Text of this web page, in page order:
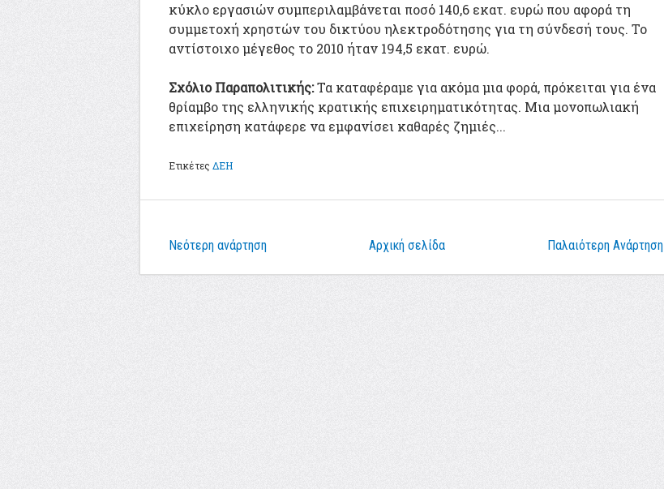
κύκλο εργασιών συμπεριλαμβάνεται ποσό 140,6 εκατ. ευρώ που αφορά τη
συμμετοχή χρηστών του δικτύου ηλεκτροδότησης για τη σύνδεσή τους. Το
αντίστοιχο μέγεθος το 2010 ήταν 194,5 εκατ. ευρώ.
Σχόλιο Παραπολιτικής:Τα καταφέραμε για ακόμα μια φορά, πρόκειται για ένα
θρίαμβο της ελληνικής κρατικής επιχειρηματικότητας. Μια μονοπωλιακή
επιχείρηση κατάφερε να εμφανίσει καθαρές ζημιές...
ΕτικέτεςΔΕΗ
Νεότερη ανάρτηση Παλαιότερη Ανάρτηση
Αρχική σελίδα